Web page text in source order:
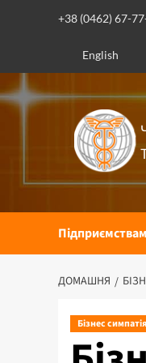
+38 (0462) 67-
English
Підприємствам
ДОМАШНЯ
Бізнес симпатія